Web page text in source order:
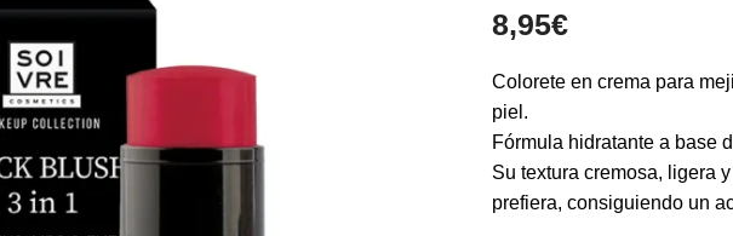
8,95€
Colorete en crema para
piel.
Fórmula hidratante a base
Su textura cremosa, ligera
prefiera, consiguiendo un